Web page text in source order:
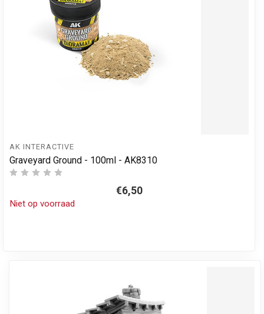
AK INTERACTIVE
Graveyard Ground - 100ml - AK8310
€6,50
Niet op voorraad